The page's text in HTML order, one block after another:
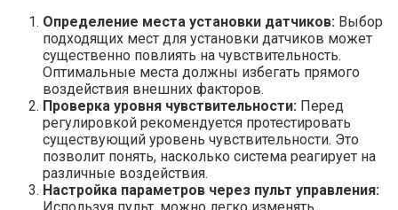
Определение места установки датчиков: Выбор
подходящих мест для установки датчиков может
существенно повлиять на чувствительность.
Оптимальные места должны избегать прямого
воздействия внешних факторов.
Проверка уровня чувствительности: Перед
регулировкой рекомендуется протестировать
существующий уровень чувствительности. Это
позволит понять, насколько система реагирует на
различные воздействия.
Настройка параметров через пульт управления:
Используя пульт, можно легко изменять